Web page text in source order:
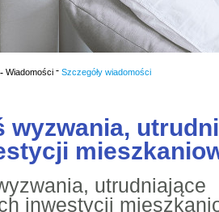
- Wiadomości - Szczegóły wiadomości
wyzwania,